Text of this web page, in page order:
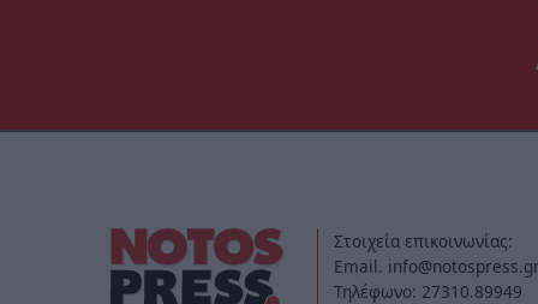
Στοιχεία επικοινωνίας:
Email. info@notospress.gr
Τηλέφωνο: 27310.89949